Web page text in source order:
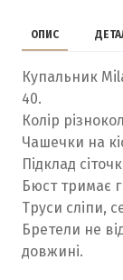
ОПИС
Купальник
40.
Колір
Чашечки на
Підклад
Бюст тримає
Труси сліпи,
Бретели не
довжині.